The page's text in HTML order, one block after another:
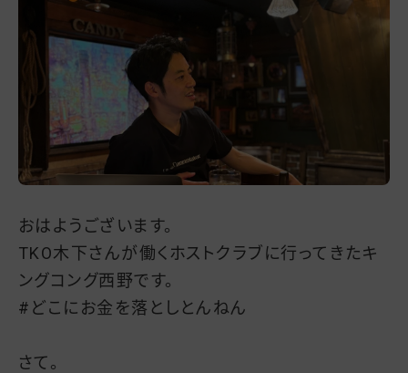
おはようございます。
TKO木下さんが働くホストクラブに行ってきたキ
ングコング西野です。
#どこにお金を落としとんねん
さて。